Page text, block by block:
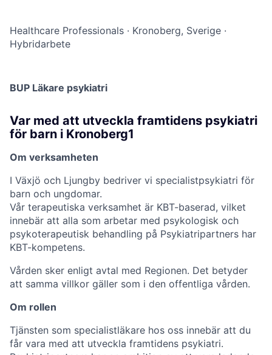
Healthcare Professionals · Kronoberg, Sverige ·
Hybridarbete
BUP Läkare psykiatri
Var med att utveckla framtidens psykiatri
för barn i Kronoberg1
Om verksamheten
I Växjö och Ljungby bedriver vi specialistpsykiatri för
barn och ungdomar.
Vår terapeutiska verksamhet är KBT-baserad, vilket
innebär att alla som arbetar med psykologisk och
psykoterapeutisk behandling på Psykiatripartners har
KBT-kompetens.
Vården sker enligt avtal med Regionen. Det betyder
att samma villkor gäller som i den offentliga vården.
Om rollen
Tjänsten som specialistläkare hos oss innebär att du
får vara med att utveckla framtidens psykiatri.